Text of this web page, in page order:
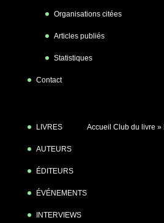
Organisations citées
Articles publiés
Statistiques
Contact
LIVRES
AUTEURS
ÉDITEURS
ÉVÉNEMENTS
INTERVIEWS
Accueil Club du livre »